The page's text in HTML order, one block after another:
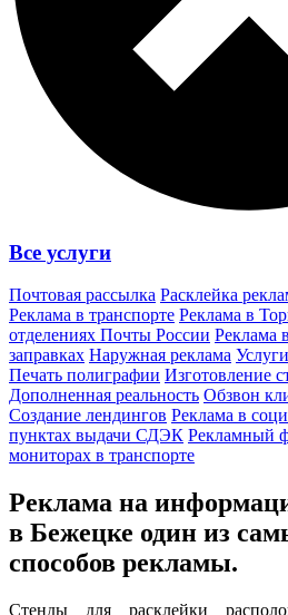
Все услуги
Почтовая рассылка Расклейка
Реклама в транспорте Реклама в
отделениях Почты России
заправках Наружная реклама
Печать полиграфии Изготовление
Дополненная реальность Обзвон
Создание лендингов Реклама в
пунктах выдачи СДЭК Рекламный
мониторах в транспорте
Реклама на
в Бежецке один из
способов рекламы.
Стенды для расклейки